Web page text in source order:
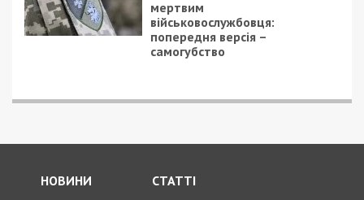
Следующая статья:
КП «Городская инфраструктура» на
украшение двух парков потратило 400